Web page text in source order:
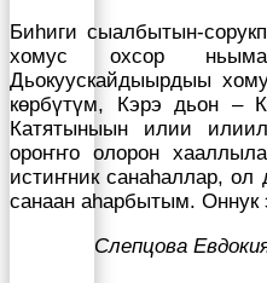
Биһиги сыалбытын-
хомус охсор
Дьокуускайдыырдыы
көрбүтүм, Кэрэ дьон –
Катятыныын илии
ороҥҥо олорон
истиҥник санаһаллар, ол
санаан аһарбытым. Оннук
Слепцова